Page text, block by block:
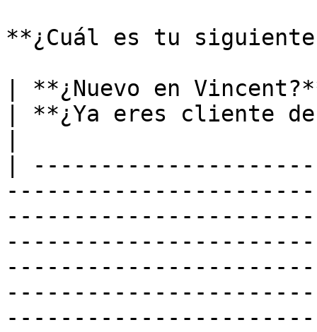
**¿Cuál es tu siguiente
| **¿Nuevo en
| **¿Ya eres cliente
|